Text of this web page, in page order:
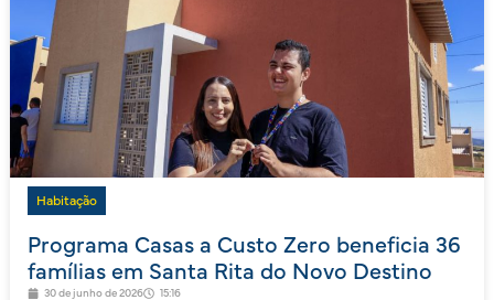
Habitação
Programa Casas a Custo Zero beneficia 36
famílias em Santa Rita do Novo Destino
30 de junho de 2026 15:16